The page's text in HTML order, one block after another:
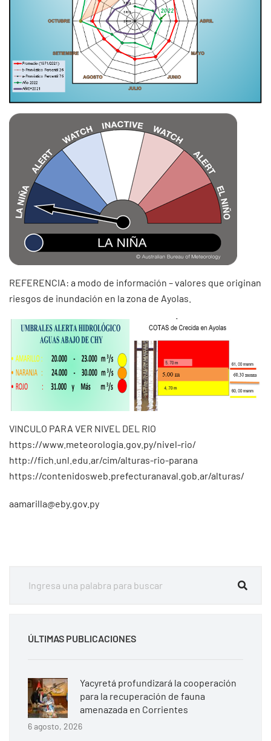
REFERENCIA: a modo de información – valores que originan
riesgos de inundación en la zona de Ayolas.
VINCULO PARA VER NIVEL DEL RIO
https://www.meteorologia.gov.py/nivel-rio/
http://fich.unl.edu.ar/cim/alturas-rio-parana
https://contenidosweb.prefecturanaval.gob.ar/alturas/
aamarilla@eby.gov.py
ÚLTIMAS PUBLICACIONES
Yacyretá profundizará la cooperación
para la recuperación de fauna
amenazada en Corrientes
6 agosto, 2026